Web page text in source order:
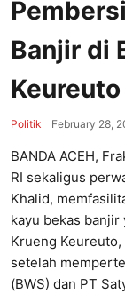
Banjir di
Keureuto
Politik February 28,
BANDA ACEH,
RI sekaligus
Khalid,
kayu bekas banjir
Krueng
setelah
(BWS) dan PT